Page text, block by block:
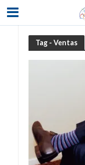
Tag - Ventas